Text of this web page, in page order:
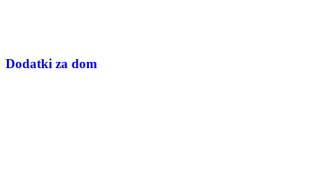
Dodatki za dom